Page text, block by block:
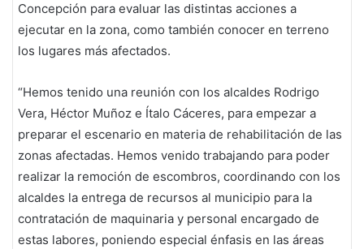
Concepción para evaluar las distintas acciones a
ejecutar en la zona, como también conocer en terreno
los lugares más afectados.
“Hemos tenido una reunión con los alcaldes Rodrigo
Vera, Héctor Muñoz e Ítalo Cáceres, para empezar a
preparar el escenario en materia de rehabilitación de las
zonas afectadas. Hemos venido trabajando para poder
realizar la remoción de escombros, coordinando con los
alcaldes la entrega de recursos al municipio para la
contratación de maquinaria y personal encargado de
estas labores, poniendo especial énfasis en las áreas